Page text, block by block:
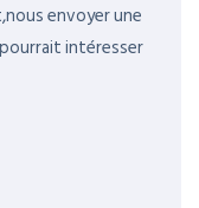
envoyer une
intéresser